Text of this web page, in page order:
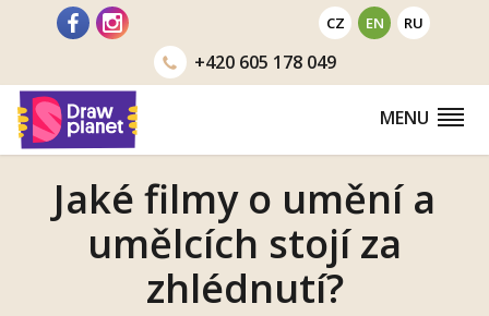
CZ EN RU
+420605 178 049
MENU
Jaké filmy o umění a
umělcích stojí za
zhlédnutí?